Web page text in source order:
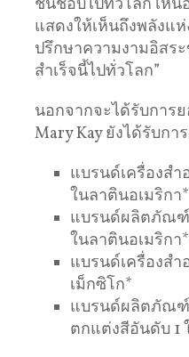
ชื่นชอบไปทั่วโลก เหนื
แสดงให้เห็นถึงพลังแ
ปรึกษาความงามอิสร
สำเร็จนี้ไปทั่วโลก”
นอกจากจะได้รับการ
Mary Kay ยังได้รับกา
แบรนด์เครื่องสำ
ในลาตินอเมริกา*
แบรนด์ผลิตภัณฑ์
ในลาตินอเมริกา*
แบรนด์เครื่องสำ
เม็กซิโก*
แบรนด์ผลิตภัณฑ์
ตกแต่งสีอันดับ 1